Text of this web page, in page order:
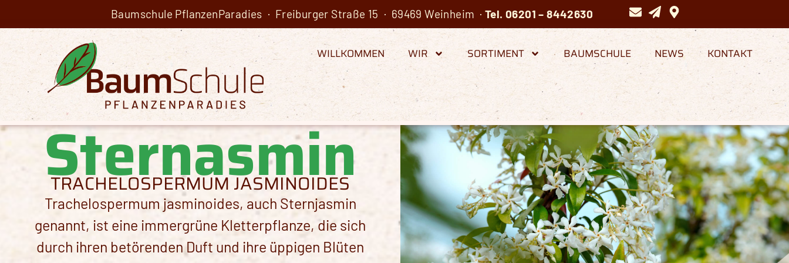
Baumschule PflanzenParadies · Freiburger Straße 15 · 69469 Weinheim · Tel. 06201 – 8442630
WILLKOMMEN WIR SORTIMENT BAUMSCHULE NEWS KONTAKT
Sternasmin
TRACHELOSPERMUM JASMINOIDES
Trachelospermum jasminoides, auch Sternjasmin
genannt, ist eine immergrüne Kletterpflanze, die sich
durch ihren betörenden Duft und ihre üppigen Blüten